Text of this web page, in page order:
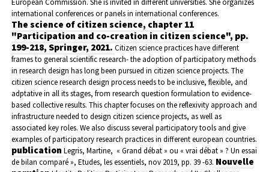
European Commission. She is invited in different universities. She organizes
international conferences or panels in international conferences.
The science of citizen science, chapter 11
"Participation and co-creation in citizen science", pp.
199-218, Springer, 2021. Citizen science practices have different
frames to general scientific research- the adoption of participatory methods
in research design has long been pursued in citizen science projects. The
citizen science research design process needs to be inclusive, flexible, and
adptative in all its stages, from research question formulation to evidence-
based collective results. This chapter focuses on the reflexivity approach and
infrastructure needed to design citizen science projects, as well as
associated key roles. We also discuss several participatory tools and give
examples of participatory research practices in different european countries.
publication Legris, Martine, « Grand débat » ou « vrai débat » ? Un essai
de bilan comparé », Etudes, les essentiels, nov 2019, pp. 39 -63. Nouvelle